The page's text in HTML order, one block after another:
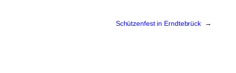
Schützenfest in Erndtebrück →